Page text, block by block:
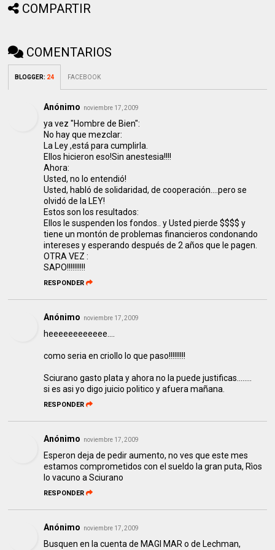
COMPARTIR
COMENTARIOS
BLOGGER: 24 FACEBOOK
Anónimo noviembre 17, 2009
ya vez "Hombre de Bien":
No hay que mezclar:
La Ley ,está para cumplirla.
Ellos hicieron eso!Sin anestesia!!!!
Ahora:
Usted, no lo entendió!
Usted, habló de solidaridad, de cooperación....pero se
olvidó de la LEY!
Estos son los resultados:
Ellos le suspenden los fondos.. y Usted pierde $$$$ y
tiene un montón de problemas financieros condonando
intereses y esperando después de 2 años que le pagen.
OTRA VEZ :
SAPO!!!!!!!!!!
RESPONDER
Anónimo noviembre 17, 2009
heeeeeeeeeeee....
como seria en criollo lo que paso!!!!!!!!!
Sciurano gasto plata y ahora no la puede justificas........
si es asi yo digo juicio politico y afuera mañana.
RESPONDER
Anónimo noviembre 17, 2009
Esperon deja de pedir aumento, no ves que este mes
estamos comprometidos con el sueldo la gran puta, Rìos
lo vacuno a Sciurano
RESPONDER
Anónimo noviembre 17, 2009
Busquen en la cuenta de MAGI MAR o de Lechman,